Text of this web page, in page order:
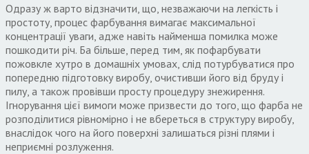
Одразу ж варто відзначити, що, незважаючи на легкість і
простоту, процес фарбування вимагає максимальної
концентрації уваги, адже навіть найменша помилка може
пошкодити річ. Ба більше, перед тим, як пофарбувати
пожовкле хутро в домашніх умовах, слід потурбуватися про
попередню підготовку виробу, очистивши його від бруду і
пилу, а також провівши просту процедуру знежирення.
Ігнорування цієї вимоги може призвести до того, що фарба не
розподілитися рівномірно і не вбереться в структуру виробу,
внаслідок чого на його поверхні залишаться різні плями і
неприємні розлуження.